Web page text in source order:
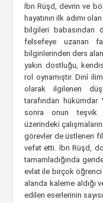
İbn Rüşd, devrin ve
hayatının ilk adımı
bilgileri babasından
felsefeye uzanan
bilginlerinden ders
yakın dostluğu,
rol oynamıştır. Dinî
olarak ilgilenen
tarafından hükümdar
sonra onun teşvik
üzerindeki
görevler de üstlenen
vefat etti. İbn Rüşd,
tamamladığında
evlat ile birçok öğrenci
alanda kaleme aldığı
edilen eserlerinin